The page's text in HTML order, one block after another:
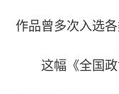
作品曾多次入选各
这幅《全国